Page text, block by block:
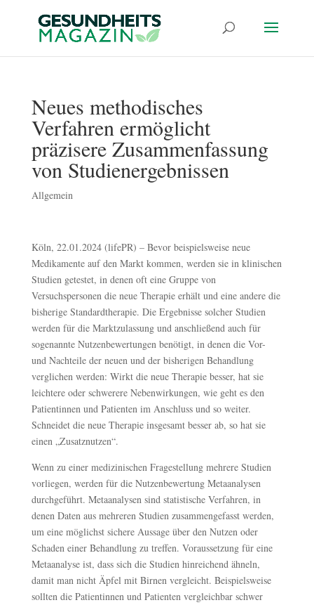
Neues methodisches
Verfahren ermöglicht
präzisere Zusammenfassung
von Studienergebnissen
Allgemein
Köln, 22.01.2024 (lifePR) – Bevor beispielsweise neue
Medikamente auf den Markt kommen, werden sie in klinischen
Studien getestet, in denen oft eine Gruppe von
Versuchspersonen die neue Therapie erhält und eine andere die
bisherige Standardtherapie. Die Ergebnisse solcher Studien
werden für die Marktzulassung und anschließend auch für
sogenannte Nutzenbewertungen benötigt, in denen die Vor-
und Nachteile der neuen und der bisherigen Behandlung
verglichen werden: Wirkt die neue Therapie besser, hat sie
leichtere oder schwerere Nebenwirkungen, wie geht es den
Patientinnen und Patienten im Anschluss und so weiter.
Schneidet die neue Therapie insgesamt besser ab, so hat sie
einen „Zusatznutzen“.
Wenn zu einer medizinischen Fragestellung mehrere Studien
vorliegen, werden für die Nutzenbewertung Metaanalysen
durchgeführt. Metaanalysen sind statistische Verfahren, in
denen Daten aus mehreren Studien zusammengefasst werden,
um eine möglichst sichere Aussage über den Nutzen oder
Schaden einer Behandlung zu treffen. Voraussetzung für eine
Metaanalyse ist, dass sich die Studien hinreichend ähneln,
damit man nicht Äpfel mit Birnen vergleicht. Beispielsweise
sollten die Patientinnen und Patienten vergleichbar schwer